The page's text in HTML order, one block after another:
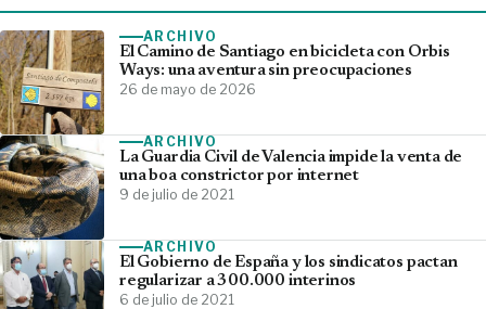
ARCHIVO
El Camino de Santiago en bicicleta con Orbis
Ways: una aventura sin preocupaciones
26 de mayo de 2026
ARCHIVO
La Guardia Civil de Valencia impide la venta de
una boa constrictor por internet
9 de julio de 2021
ARCHIVO
El Gobierno de España y los sindicatos pactan
regularizar a 300.000 interinos
6 de julio de 2021